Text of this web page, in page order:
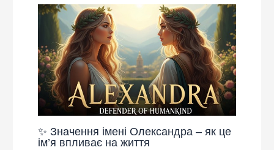
✨ Значення імені Олександра – як це
ім’я впливає на життя